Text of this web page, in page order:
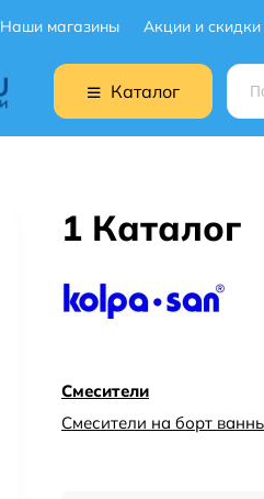
Наши магазины Акции и скидки
Каталог
1 Каталог
Смесители
Смесители на борт